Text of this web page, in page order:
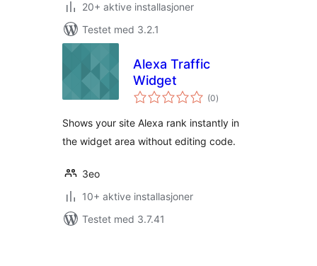
20+ aktive installasjoner
Testet med 3.2.1
Alexa Traffic
Widget
(0totale
vurderinger
)
Shows your site Alexa rank instantly in
the widget area without editing code.
3eo
10+ aktive installasjoner
Testet med 3.7.41